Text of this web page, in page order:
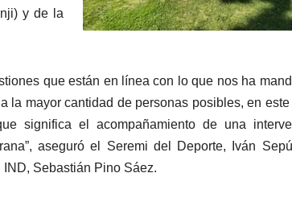
y de la
que están en línea con lo que nos ha
la mayor cantidad de personas posibles, en este
significa el acompañamiento de una
aseguró el Seremi del Deporte, Iván
Sebastián Pino Sáez.